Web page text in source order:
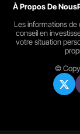
À Propos De Nous
Les informations de
conseil en
votre situation
©